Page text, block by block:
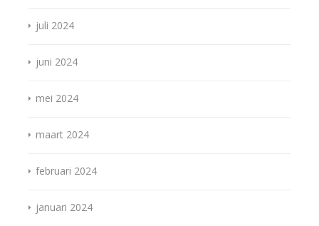
juli 2024
juni 2024
mei 2024
maart 2024
februari 2024
januari 2024